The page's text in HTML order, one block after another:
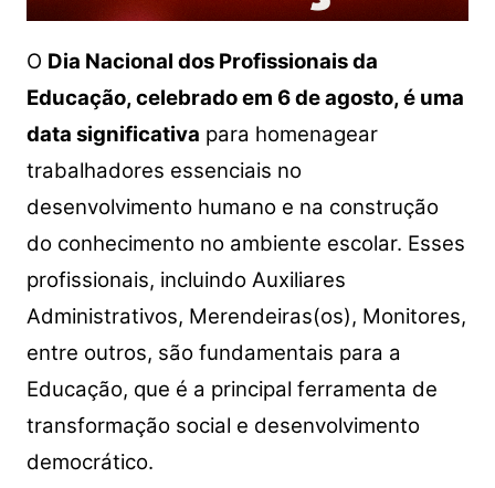
O Dia Nacional dos Profissionais da
Educação, celebrado em 6 de agosto, é uma
data significativa para homenagear
trabalhadores essenciais no
desenvolvimento humano e na construção
do conhecimento no ambiente escolar. Esses
profissionais, incluindo Auxiliares
Administrativos, Merendeiras(os), Monitores,
entre outros, são fundamentais para a
Educação, que é a principal ferramenta de
transformação social e desenvolvimento
democrático.